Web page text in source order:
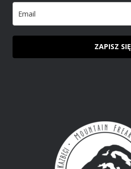
ZAPISZ SIĘ